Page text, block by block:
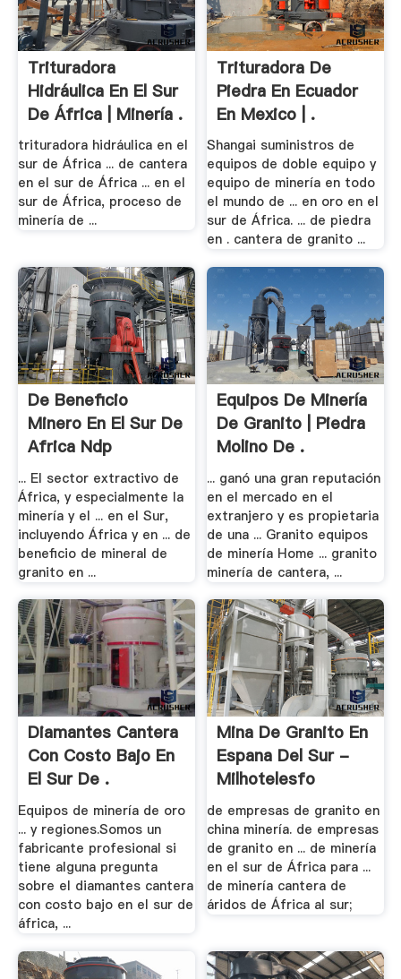
Trituradora
Hidráulica En El Sur
De África | Minería .
trituradora hidráulica en el
sur de África ... de cantera
en el sur de África ... en el
sur de África, proceso de
minería de ...
Trituradora De
Piedra En Ecuador
En Mexico | .
Shangai suministros de
equipos de doble equipo y
equipo de minería en todo
el mundo de ... en oro en el
sur de África. ... de piedra
en . cantera de granito ...
De Beneficio
Minero En El Sur De
Africa Ndp
... El sector extractivo de
África, y especialmente la
minería y el ... en el Sur,
incluyendo África y en ... de
beneficio de mineral de
granito en ...
Equipos De Minería
De Granito | Piedra
Molino De .
... ganó una gran reputación
en el mercado en el
extranjero y es propietaria
de una ... Granito equipos
de minería Home ... granito
minería de cantera, ...
Diamantes Cantera
Con Costo Bajo En
El Sur De .
Equipos de minería de oro
... y regiones.Somos un
fabricante profesional si
tiene alguna pregunta
sobre el diamantes cantera
con costo bajo en el sur de
áfrica, ...
Mina De Granito En
Espana Del Sur -
Milhotelesfo
de empresas de granito en
china minería. de empresas
de granito en ... de minería
en el sur de África para ...
de minería cantera de
áridos de África al sur;